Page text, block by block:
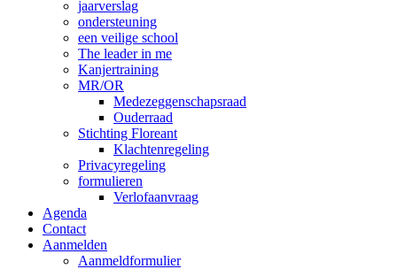
jaarverslag
ondersteuning
een veilige school
The leader in me
Kanjertraining
MR/OR
Medezeggenschapsraad
Ouderraad
Stichting Floreant
Klachtenregeling
Privacyregeling
formulieren
Verlofaanvraag
Agenda
Contact
Aanmelden
Aanmeldformulier